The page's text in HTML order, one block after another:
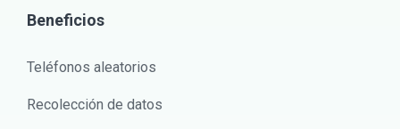
Beneficios
Teléfonos aleatorios
Recolección de datos